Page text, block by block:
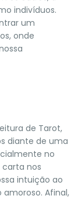
indivíduos.
um
onde
de Tarot,
diante de uma
no
carta nos
intuição ao
Afinal,